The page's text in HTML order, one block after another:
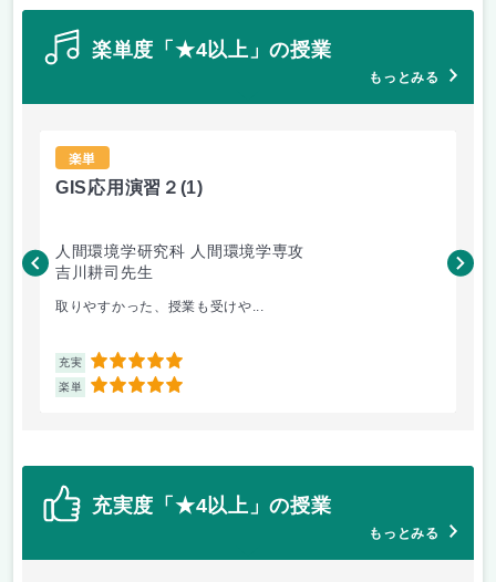
楽単度「★4以上」の授業
もっとみる
楽単
GIS応用演習２ (1)
人間環境学研究科 人間環境学専攻
吉川耕司先生
取りやすかった、授業も受けや...
充実 5
楽単 5
吉
充実度「★4以上」の授業
もっとみる